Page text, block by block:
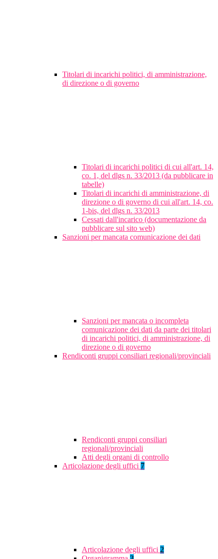
Titolari di incarichi politici, di amministrazione,
di direzione o di governo
Titolari di incarichi politici di cui all'art. 14,
co. 1, del dlgs n. 33/2013 (da pubblicare in
tabelle)
Titolari di incarichi di amministrazione, di
direzione o di governo di cui all'art. 14, co.
1-bis, del dlgs n. 33/2013
Cessati dall'incarico (documentazione da
pubblicare sul sito web)
Sanzioni per mancata comunicazione dei dati
Sanzioni per mancata o incompleta
comunicazione dei dati da parte dei titolari
di incarichi politici, di amministrazione, di
direzione o di governo
Rendiconti gruppi consiliari regionali/provinciali
Rendiconti gruppi consiliari
regionali/provinciali
Atti degli organi di controllo
Articolazione degli uffici 7
Articolazione degli uffici 2